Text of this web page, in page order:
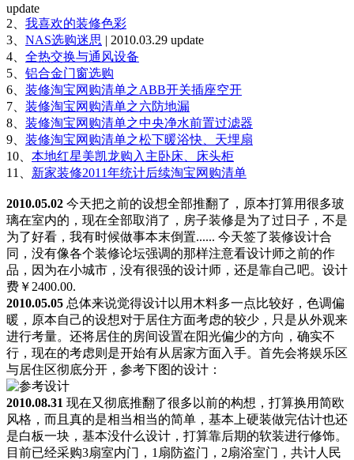
update
2、 我喜欢的装修色彩
3、 NAS选购迷思 | 2010.03.29 update
4、 全热交换与通风设备
5、 铝合金门窗选购
6、 装修淘宝网购清单之ABB开关插座空开
7、 装修淘宝网购清单之六防地漏
8、 装修淘宝网购清单之中央净水前置过滤器
9、 装修淘宝网购清单之松下暖浴快、天埋扇
10、 本地红星美凯龙购入主卧床、床头柜
11、 新家装修2011年统计后续淘宝网购清单
2010.05.02 今天把之前的设想全部推翻了，原本打算用很多玻
璃在室内的，现在全部取消了，房子装修是为了过日子，不是
为了好看，我有时候做事本末倒置...... 今天签了装修设计合
同，没有像各个装修论坛强调的那样注意看设计师之前的作
品，因为在小城市，没有很强的设计师，还是靠自己吧。设计
费￥2400.00.
2010.05.05 总体来说觉得设计以用木料多一点比较好，色调偏
暖，原本自己的设想对于居住方面考虑的较少，只是从外观来
进行考量。还将居住的房间设置在阳光偏少的方向，确实不
行，现在的考虑则是开始有从居家方面入手。首先会将娱乐区
与居住区彻底分开，参考下图的设计：
2010.08.31 现在又彻底推翻了很多以前的构想，打算换用简欧
风格，而且真的是相当相当的简单，基本上硬装做完估计也还
是白板一块，基本没什么设计，打算靠后期的软装进行修饰。
目前已经采购3扇室内门，1扇防盗门，2扇浴室门，共计人民